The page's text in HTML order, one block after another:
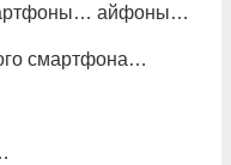
айфоны…
смартфона…